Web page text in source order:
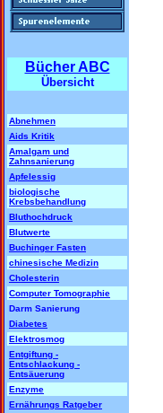
Bücher ABC
Übersicht
Abnehmen
Aids Kritik
Amalgam und
Zahnsanierung
Apfelessig
biologische
Krebsbehandlung
Bluthochdruck
Blutwerte
Buchinger Fasten
chinesische Medizin
Cholesterin
Computer Tomographie
Darm Sanierung
Diabetes
Elektrosmog
Entgiftung -
Entschlackung -
Entsäuerung
Enzyme
Ernährungs Ratgeber